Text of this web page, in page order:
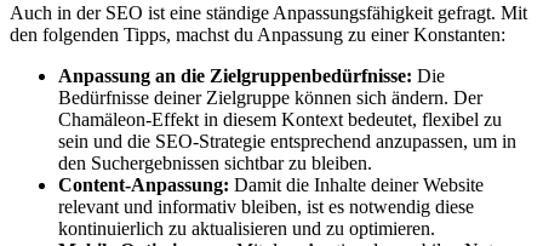
Auch in der SEO ist eine ständige Anpassungsfähigkeit gefragt. Mit
den folgenden Tipps, machst du Anpassung zu einer Konstanten:
Anpassung an die Zielgruppenbedürfnisse: Die
Bedürfnisse deiner Zielgruppe können sich ändern. Der
Chamäleon-Effekt in diesem Kontext bedeutet, flexibel zu
sein und die SEO-Strategie entsprechend anzupassen, um in
den Suchergebnissen sichtbar zu bleiben.
Content-Anpassung: Damit die Inhalte deiner Website
relevant und informativ bleiben, ist es notwendig diese
kontinuierlich zu aktualisieren und zu optimieren.